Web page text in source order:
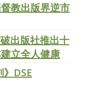
教出版界逆市
出版社推出十
立全人健康
DSE